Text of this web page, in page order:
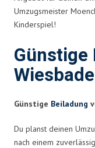
Umzugsmeister
Kinderspiel!
Günstige
Günstige Beiladung
Du planst deinen
nach einem